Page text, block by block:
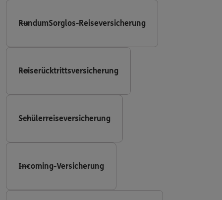
RundumSorglos-Reiseversicherung
Reiserücktrittsversicherung
Schülerreiseversicherung
Incoming-Versicherung